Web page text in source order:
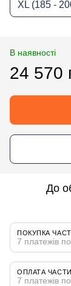
XL (185 -
В наявності
24 570
До
ПОКУПКА
7 платежів
ОПЛАТА
7 платежів